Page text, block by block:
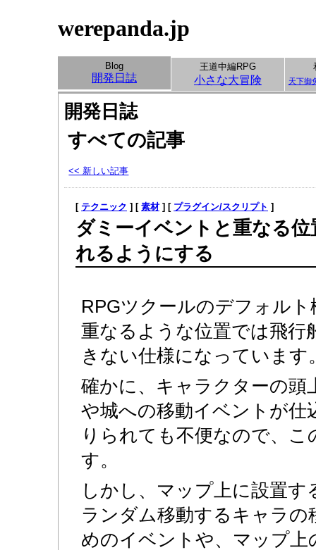
werepanda.jp
Blog
開発日誌
王道中編RPG
小さな大冒険 天下御
開発日誌
すべての記事
<< 新しい記事
[ テクニック ] [ 素材] [ プラグイン/スクリプト ]
ダミーイベントと重なる
れるようにする
RPGツクールのデフォル
重なるような位置では飛行
きない仕様になっています
確かに、キャラクターの頭
や城への移動イベントが仕
りられても不便なので、こ
す。
しかし、マップ上に設置
ランダム移動するキャラの
めのイベントや、マップ